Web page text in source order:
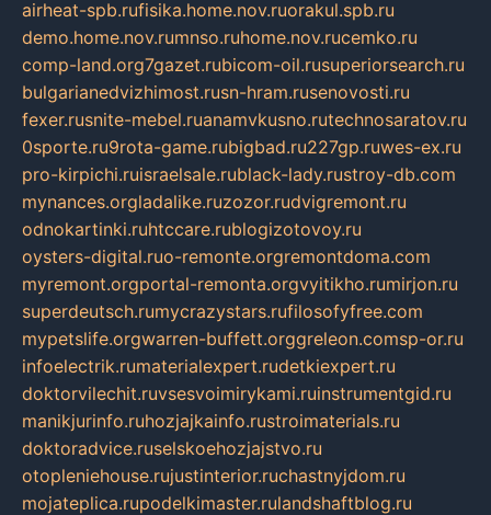
airheat-spb.rufisika.home.nov.ruorakul.spb.ru
demo.home.nov.rumnso.ruhome.nov.rucemko.ru
comp-land.org7gazet.rubicom-oil.rusuperiorsearch.ru
bulgarianedvizhimost.rusn-hram.rusenovosti.ru
fexer.rusnite-mebel.ruanamvkusno.rutechnosaratov.ru
0sporte.ru9rota-game.rubigbad.ru227gp.ruwes-ex.ru
pro-kirpichi.ruisraelsale.rublack-lady.rustroy-db.com
mynances.orgladalike.ruzozor.rudvigremont.ru
odnokartinki.ruhtccare.rublogizotovoy.ru
oysters-digital.ruo-remonte.orgremontdoma.com
myremont.orgportal-remonta.orgvyitikho.rumirjon.ru
superdeutsch.rumycrazystars.rufilosofyfree.com
mypetslife.orgwarren-buffett.orggreleon.comsp-or.ru
infoelectrik.rumaterialexpert.rudetkiexpert.ru
doktorvilechit.ruvsesvoimirykami.ruinstrumentgid.ru
manikjurinfo.ruhozjajkainfo.rustroimaterials.ru
doktoradvice.ruselskoehozjajstvo.ru
otopleniehouse.rujustinterior.ruchastnyjdom.ru
mojateplica.rupodelkimaster.rulandshaftblog.ru